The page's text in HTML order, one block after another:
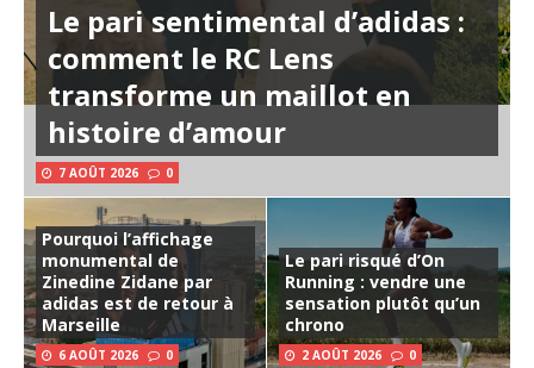
Le pari sentimental d’adidas :
comment le RC Lens
transforme un maillot en
histoire d’amour
7 AOÛT 2026 0
Pourquoi l’affichage
monumental de
Zinedine Zidane par
adidas est de retour à
Marseille
6 AOÛT 2026 0
Le pari risqué d’On
Running : vendre une
sensation plutôt qu’un
chrono
2 AOÛT 2026 0